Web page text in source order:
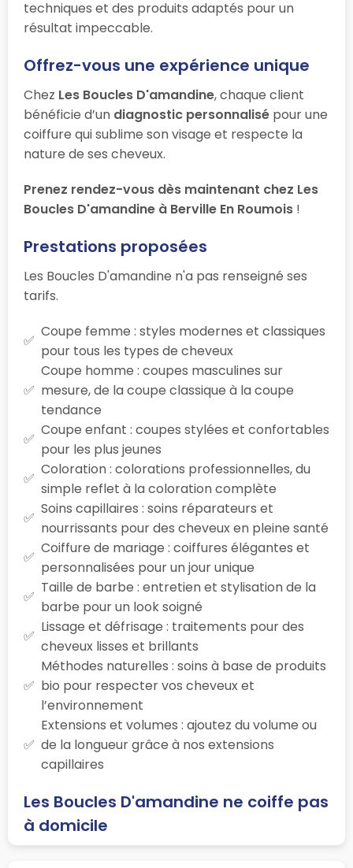
techniques et des produits adaptés pour un
résultat impeccable.
Offrez-vous une expérience unique
Chez Les Boucles D'amandine, chaque client
bénéficie d’un diagnostic personnalisé pour une
coiffure qui sublime son visage et respecte la
nature de ses cheveux.
Prenez rendez-vous dès maintenant chez Les
Boucles D'amandine à Berville En Roumois !
Prestations proposées
Les Boucles D'amandine n'a pas renseigné ses
tarifs.
Coupe femme : styles modernes et classiques
pour tous les types de cheveux
Coupe homme : coupes masculines sur
mesure, de la coupe classique à la coupe
tendance
Coupe enfant : coupes stylées et confortables
pour les plus jeunes
Coloration : colorations professionnelles, du
simple reflet à la coloration complète
Soins capillaires : soins réparateurs et
nourrissants pour des cheveux en pleine santé
Coiffure de mariage : coiffures élégantes et
personnalisées pour un jour unique
Taille de barbe : entretien et stylisation de la
barbe pour un look soigné
Lissage et défrisage : traitements pour des
cheveux lisses et brillants
Méthodes naturelles : soins à base de produits
bio pour respecter vos cheveux et
l’environnement
Extensions et volumes : ajoutez du volume ou
de la longueur grâce à nos extensions
capillaires
Les Boucles D'amandine ne coiffe pas
à domicile